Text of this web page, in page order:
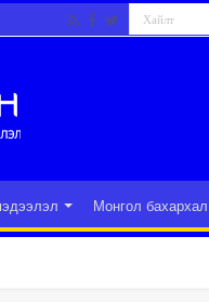
Монгол бахархал